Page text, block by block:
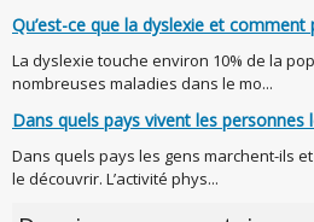
Qu’est-ce que la dyslexie et comment
La dyslexie touche environ 10% de la
nombreuses maladies dans le mo...
Dans quels pays vivent les personnes
Dans quels pays les gens marchent-ils
le découvrir. L’activité phys...